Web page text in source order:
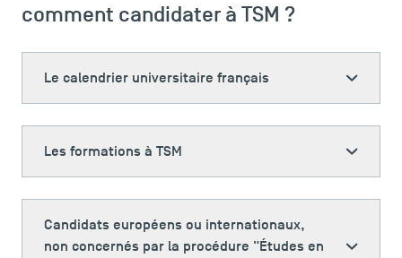
comment candidater à TSM ?
Le calendrier universitaire français
Les formations à TSM
Candidats européens ou internationaux,
non concernés par la procédure "Études en